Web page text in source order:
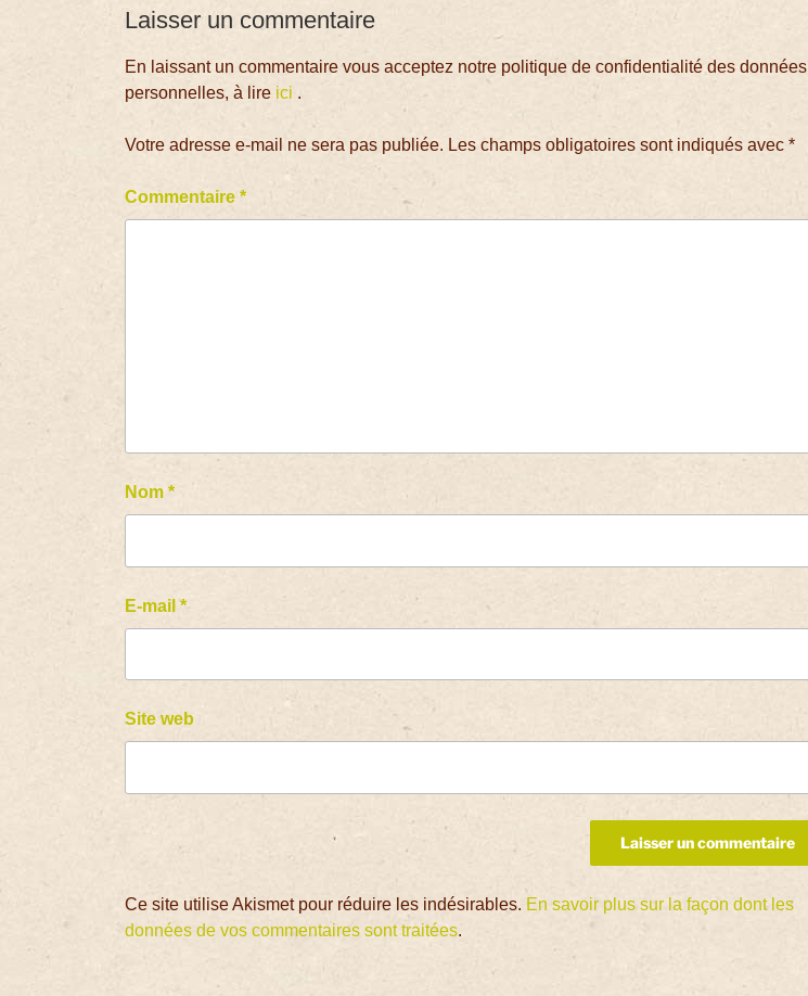
Laisser un commentaire
En laissant un commentaire vous acceptez notre politique de confidentialité des données
personnelles, à lire ici .
Votre adresse e-mail ne sera pas publiée. Les champs obligatoires sont indiqués avec*
Commentaire*
Nom*
E-mail*
Site web
Ce site utilise Akismet pour réduire les indésirables. En savoir plus sur la façon dont les
données de vos commentaires sont traitées.